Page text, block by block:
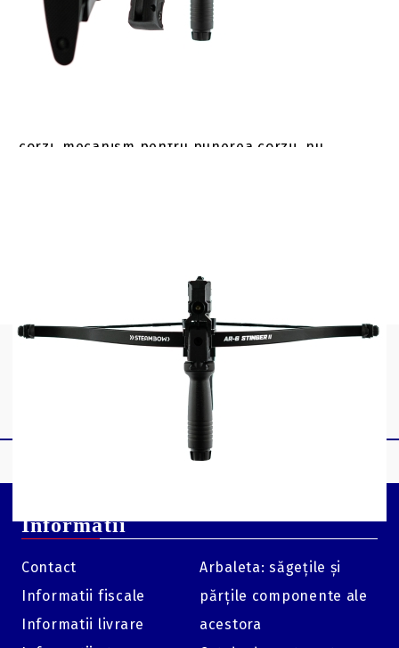
Steambow AR-6 Stinger II Tactical este un pistol
arbaleta cu repetitie cu o magazine cu o
corzi, mecanism pentru punerea corzii, nu
Informatii
Contact
Informatii fiscale
Informatii livrare
Arbaleta: săgețile și
părțile componente ale
acestora